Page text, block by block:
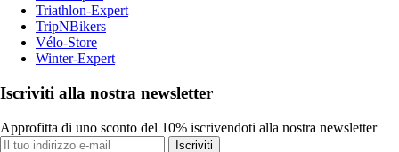
Triathlon-Expert
TripNBikers
Vélo-Store
Winter-Expert
Iscriviti alla nostra newsletter
Approfitta di uno sconto del 10% iscrivendoti alla nostra newsletter
Iscriviti